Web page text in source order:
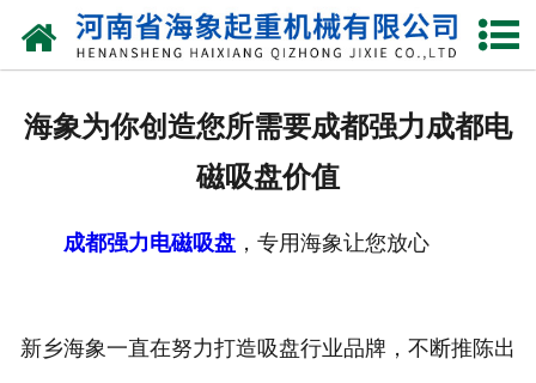
网站首页
厂区一角
海象为你创造您所需要成都强力成都电
磁吸盘价值
成都强力电磁吸盘，专用海象让您放心
新乡海象一直在努力打造吸盘行业品牌，不断推陈出